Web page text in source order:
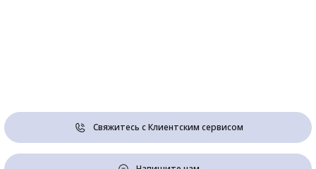
Свяжитесь с Клиентским сервисом